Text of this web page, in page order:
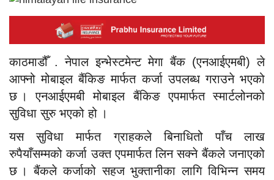
काठमाडौँ . नेपाल इन्भेस्टमेन्ट मेगा बैंक (एनआईएमबी) ले
आफ्नो मोबाइल बैंकिङ मार्फत कर्जा उपलब्ध गराउने भएको
छ । एनआईएमबी मोबाइल बैंकिङ एपमार्फत स्मार्टलोनको
सुविधा सुरु भएको हो ।
यस सुविधा मार्फत ग्राहकले बिनाधितो पाँच लाख
रुपैयाँसम्मको कर्जा उक्त एपमार्फत लिन सक्ने बैंकले जनाएको
छ । बैंकले कर्जाको सहज भुक्तानीका लागि विभिन्न समय